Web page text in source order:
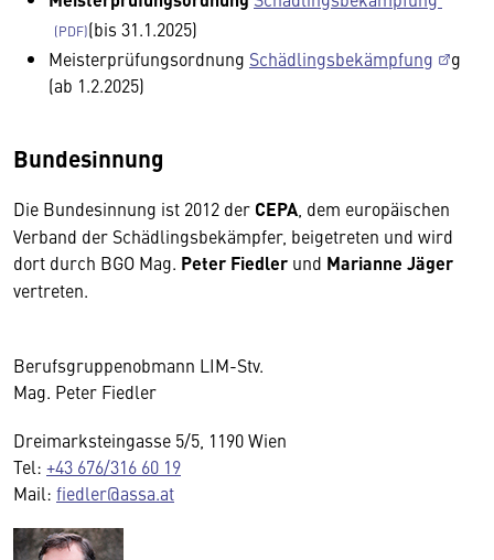
(bis 31.1.2025)
Meisterprüfungsordnung Schädlingsbekämpfung
g
(ab 1.2.2025)
Bundesinnung
Die Bundesinnung ist 2012 der CEPA , dem europäischen
Verband der Schädlingsbekämpfer, beigetreten und wird
dort durch BGO Mag. Peter Fiedler und Marianne Jäger
vertreten.
Berufsgruppenobmann LIM-Stv.
Mag. Peter Fiedler
Dreimarksteingasse 5/5, 1190 Wien
Tel: +43 676/316 60 19
Mail: fiedler@assa.at